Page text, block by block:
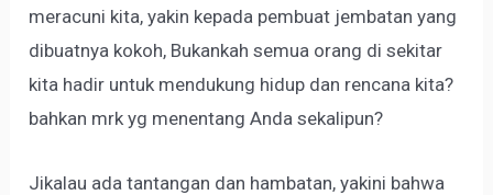
meracuni kita, yakin kepada pembuat jembatan yang
dibuatnya kokoh, Bukankah semua orang di sekitar
kita hadir untuk mendukung hidup dan rencana kita?
bahkan mrk yg menentang Anda sekalipun?
Jikalau ada tantangan dan hambatan, yakini bahwa